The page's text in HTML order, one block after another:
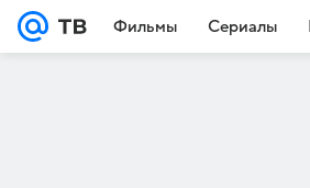
Фильмы Сериалы